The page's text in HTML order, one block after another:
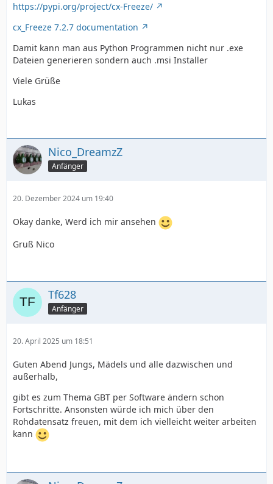
https://pypi.org/project/cx-Freeze/
cx_Freeze 7.2.7 documentation
Damit kann man aus Python Programmen nicht nur .exe
Dateien generieren sondern auch .msi Installer
Viele Grüße
Lukas
Nico_DreamzZ
Anfänger
20. Dezember 2024 um 19:40
Okay danke, Werd ich mir ansehen
Gruß Nico
Tf628
Anfänger
20. April 2025 um 18:51
Guten Abend Jungs, Mädels und alle dazwischen und
außerhalb,
gibt es zum Thema GBT per Software ändern schon
Fortschritte. Ansonsten würde ich mich über den
Rohdatensatz freuen, mit dem ich vielleicht weiter arbeiten
kann